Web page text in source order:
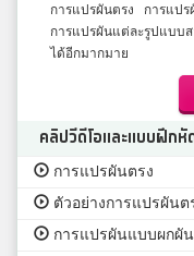
การแปรผันตรง การแป
การแปรผันแต่ละรูปแบบ
ได้อีกมากมาย
คลิปวีดีโอและแบบฝึกหั
การแปรผันตรง
ตัวอย่างการแปรผันต
การแปรผันแบบผกผัน